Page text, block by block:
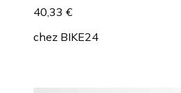
40,33 €
chez BIKE24